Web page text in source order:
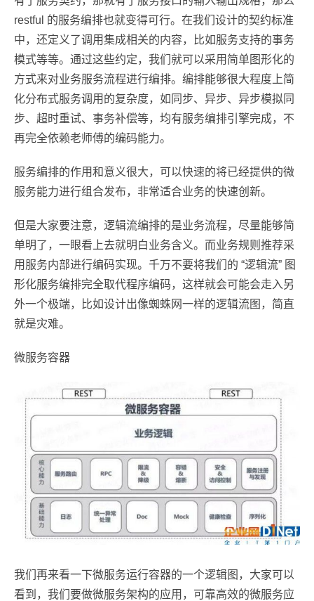
restful 的服务编排也就变得可行。在我们设计的契约标准
中，还定义了调用集成相关的内容，比如服务支持的事务
模式等等。通过这些约定，我们就可以采用简单图形化的
方式来对业务服务流程进行编排。编排能够很大程度上简
化分布式服务调用的复杂度，如同步、异步、异步模拟同
步、超时重试、事务补偿等，均有服务编排引擎完成，不
再完全依赖老师傅的编码能力。
服务编排的作用和意义很大，可以快速的将已经提供的微
服务能力进行组合发布，非常适合业务的快速创新。
但是大家要注意，逻辑流编排的是业务流程，尽量能够简
单明了，一眼看上去就明白业务含义。而业务规则推荐采
用服务内部进行编码实现。千万不要将我们的 “逻辑流” 图
形化服务编排完全取代程序编码，这样就会可能会走入另
外一个极端，比如设计出像蜘蛛网一样的逻辑流图，简直
就是灾难。
微服务容器
我们再来看一下微服务运行容器的一个逻辑图，大家可以
看到，我们要做微服务架构的应用，可靠高效的微服务应